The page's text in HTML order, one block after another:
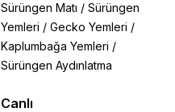
Sürüngen Matı / Sürüngen
Yemleri / Gecko Yemleri /
Kaplumbağa Yemleri /
Sürüngen Aydınlatma
Canlı